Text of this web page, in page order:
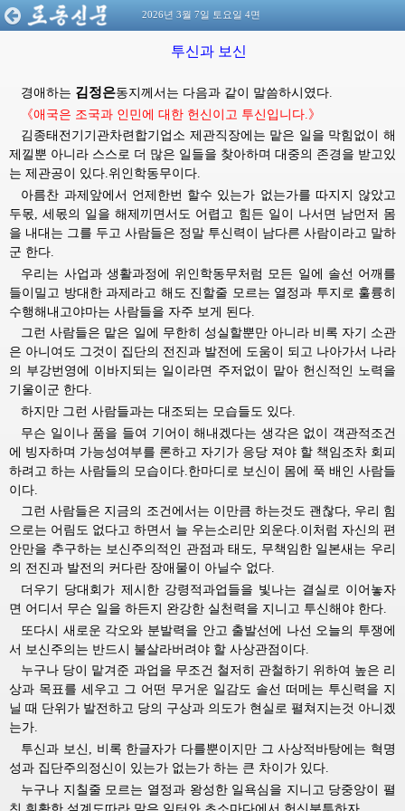
2026년 3월 7일 토요일 4면
투신과 보신
경애하는 김정은동지께서는 다음과 같이 말씀하시였다.
《애국은 조국과 인민에 대한 헌신이고 투신입니다.》
김종태전기기관차련합기업소 제관직장에는 맡은 일을 막힘없이 해
제낄뿐 아니라 스스로 더 많은 일들을 찾아하며 대중의 존경을 받고있
는 제관공이 있다.위인학동무이다.
아름찬 과제앞에서 언제한번 할수 있는가 없는가를 따지지 않았고
두몫, 세몫의 일을 해제끼면서도 어렵고 힘든 일이 나서면 남먼저 몸
을 내대는 그를 두고 사람들은 정말 투신력이 남다른 사람이라고 말하
군 한다.
우리는 사업과 생활과정에 위인학동무처럼 모든 일에 솔선 어깨를
들이밀고 방대한 과제라고 해도 진할줄 모르는 열정과 투지로 훌륭히
수행해내고야마는 사람들을 자주 보게 된다.
그런 사람들은 맡은 일에 무한히 성실할뿐만 아니라 비록 자기 소관
은 아니여도 그것이 집단의 전진과 발전에 도움이 되고 나아가서 나라
의 부강번영에 이바지되는 일이라면 주저없이 맡아 헌신적인 노력을
기울이군 한다.
하지만 그런 사람들과는 대조되는 모습들도 있다.
무슨 일이나 품을 들여 기어이 해내겠다는 생각은 없이 객관적조건
에 빙자하며 가능성여부를 론하고 자기가 응당 져야 할 책임조차 회피
하려고 하는 사람들의 모습이다.한마디로 보신이 몸에 푹 배인 사람들
이다.
그런 사람들은 지금의 조건에서는 이만큼 하는것도 괜찮다, 우리 힘
으로는 어림도 없다고 하면서 늘 우는소리만 외운다.이처럼 자신의 편
안만을 추구하는 보신주의적인 관점과 태도, 무책임한 일본새는 우리
의 전진과 발전의 커다란 장애물이 아닐수 없다.
더우기 당대회가 제시한 강령적과업들을 빛나는 결실로 이어놓자
면 어디서 무슨 일을 하든지 완강한 실천력을 지니고 투신해야 한다.
또다시 새로운 각오와 분발력을 안고 출발선에 나선 오늘의 투쟁에
서 보신주의는 반드시 불살라버려야 할 사상관점이다.
누구나 당이 맡겨준 과업을 무조건 철저히 관철하기 위하여 높은 리
상과 목표를 세우고 그 어떤 무거운 일감도 솔선 떠메는 투신력을 지
닐 때 단위가 발전하고 당의 구상과 의도가 현실로 펼쳐지는것 아니겠
는가.
투신과 보신, 비록 한글자가 다를뿐이지만 그 사상적바탕에는 혁명
성과 집단주의정신이 있는가 없는가 하는 큰 차이가 있다.
누구나 지칠줄 모르는 열정과 왕성한 일욕심을 지니고 당중앙이 펼
친 휘황한 설계도따라 맡은 일터와 초소마다에서 헌신분투하자.